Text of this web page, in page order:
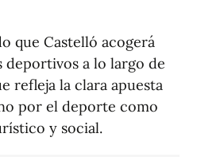
que Castelló acogerá
deportivos a lo largo de
refleja la clara apuesta
por el deporte como
y social.